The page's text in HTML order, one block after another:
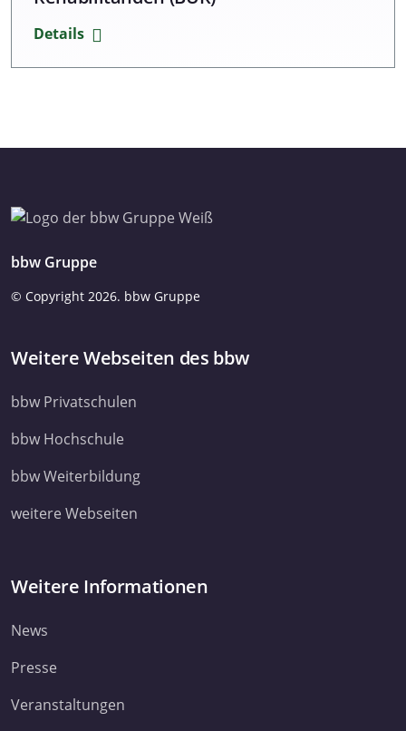
Details
bbw Gruppe
© Copyright 2026. bbw Gruppe
Weitere Webseiten des bbw
bbw Privatschulen
bbw Hochschule
bbw Weiterbildung
weitere Webseiten
Weitere Informationen
News
Presse
Veranstaltungen